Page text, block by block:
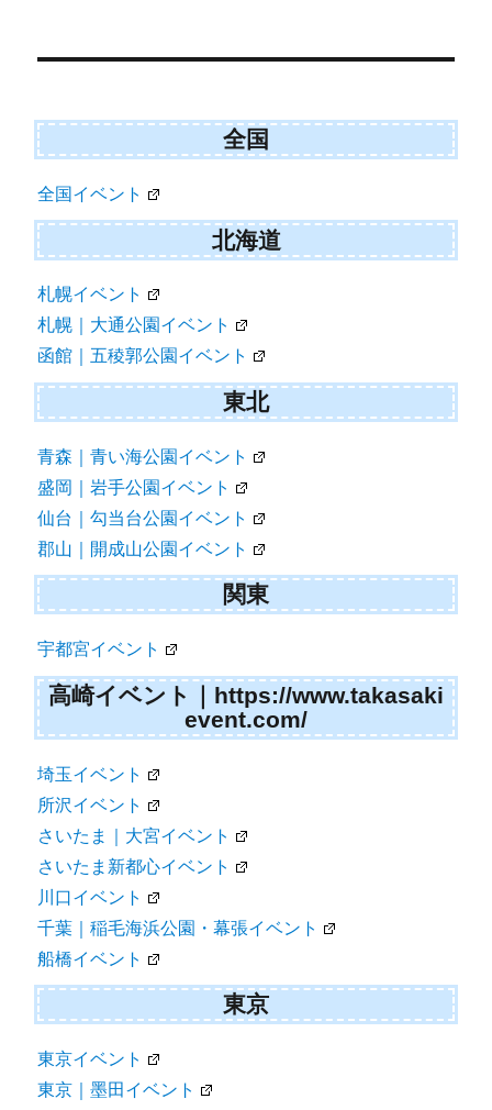
稿
ビ
ゲ
ー
シ
ョ
ン
全国
全国イベント
北海道
札幌イベント
札幌｜大通公園イベント
函館｜五稜郭公園イベント
東北
青森｜青い海公園イベント
盛岡｜岩手公園イベント
仙台｜勾当台公園イベント
郡山｜開成山公園イベント
関東
宇都宮イベント
高崎イベント｜https://www.takasaki
event.com/
埼玉イベント
所沢イベント
さいたま｜大宮イベント
さいたま新都心イベント
川口イベント
千葉｜稲毛海浜公園・幕張イベント
船橋イベント
東京
東京イベント
東京｜墨田イベント